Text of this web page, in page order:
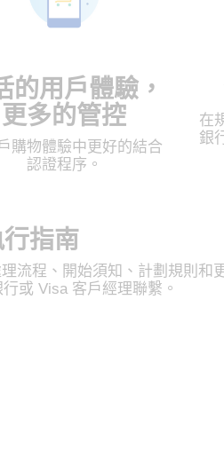
的用戶體驗，
更多的管控
購物體驗中更好的結合
認證程序。
在
銀
指南
流程、開始須知、計劃規則和
或 Visa 客戶經理聯繫。